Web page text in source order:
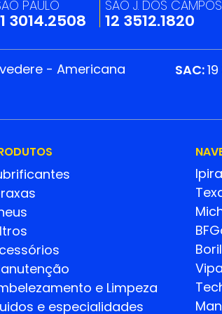
PAULO
3014.2508
SÃO J. DOS CAMPOS
12 3512.1820
- Americana SAC:
e Limpeza
e especialidades